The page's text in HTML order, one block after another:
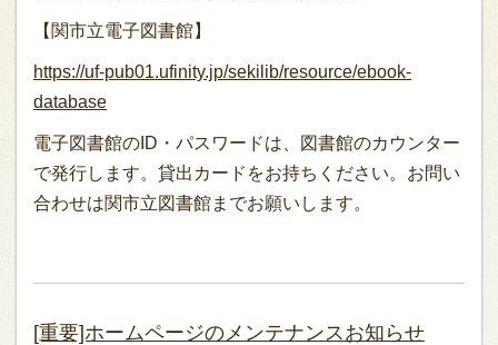
【関市立電子図書館】
https://uf-pub01.ufinity.jp/sekilib/resource/ebook-
database
電子図書館のID・パスワードは、図書館のカウンター
で発行します。貸出カードをお持ちください。お問い
合わせは関市立図書館までお願いします。
[重要]ホームページのメンテナンスお知らせ